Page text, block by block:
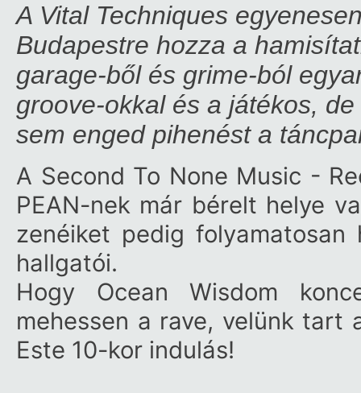
A Vital Techniques
Budapestre hozza a
garage-ből és grime-ból
groove-okkal és a játékos,
sem enged pihenést a
A Second To None Music -
PEAN-nek már bérelt helye
zenéiket pedig
hallgatói.
Hogy Ocean Wisdom
mehessen a rave, velünk
Este 10-kor indulás!